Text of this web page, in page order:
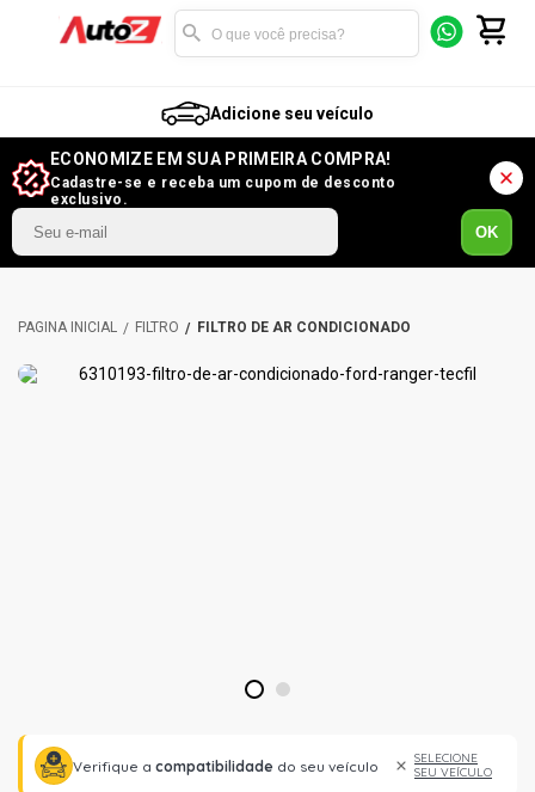
Adicione seu veículo
ECONOMIZE EM SUA PRIMEIRA COMPRA!
Cadastre-se e receba um cupom de desconto
exclusivo.
OK
FILTRO FILTRO DE AR CONDICIONADO
1 2
Verifique a compatibilidade do seu veículo
SELECIONE
SEU VEÍCULO